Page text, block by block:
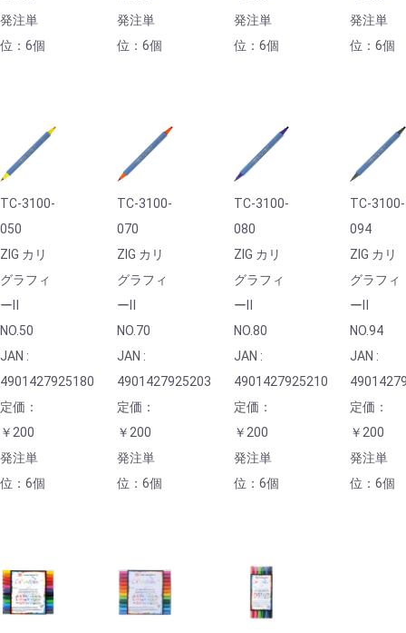
発注単
位：6個
発注単
位：6個
発注単
位：6個
発注単
位：6個
TC-3100-
050
ZIG カリ
グラフィ
ーⅡ
NO.50
JAN :
4901427925180
定価：
￥200
発注単
位：6個
TC-3100-
070
ZIG カリ
グラフィ
ーⅡ
NO.70
JAN :
4901427925203
定価：
￥200
発注単
位：6個
TC-3100-
080
ZIG カリ
グラフィ
ーⅡ
NO.80
JAN :
4901427925210
定価：
￥200
発注単
位：6個
TC-3100-
094
ZIG カリ
グラフィ
ーⅡ
NO.94
JAN :
定価：
￥200
発注単
位：6個